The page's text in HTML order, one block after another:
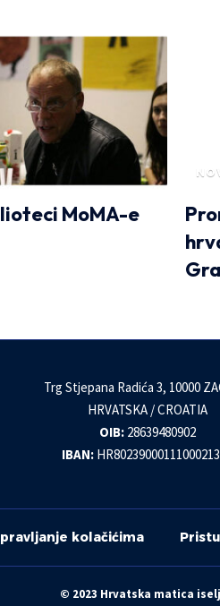
MoMA-e
Trg Stjepana Radića 3, 10000
HRVATSKA / CROATIA
OIB:28639480902
IBAN:
kolačićima
© 2023 Hrvatska matica